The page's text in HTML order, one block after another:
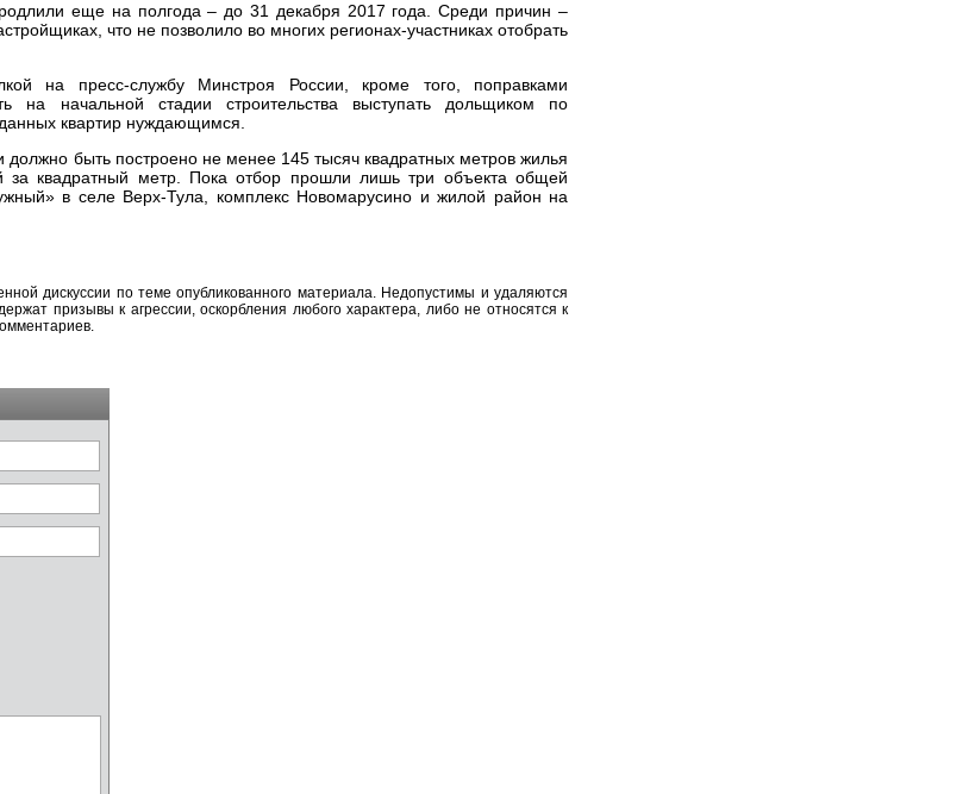
еще на полгода – до 31 декабря 2017 года. Среди причин –
что не позволило во многих регионах-участниках отобрать
на пресс-службу Минстроя России, кроме того, поправками
на начальной стадии строительства выступать дольщиком по
квартир нуждающимся.
быть построено не менее 145 тысяч квадратных метров жилья
за квадратный метр. Пока отбор прошли лишь три объекта общей
в селе Верх-Тула, комплекс Новомарусино и жилой район на
дискуссии по теме опубликованного материала. Недопустимы и удаляются
призывы к агрессии, оскорбления любого характера, либо не относятся к